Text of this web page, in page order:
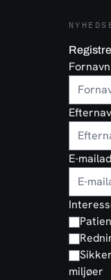
Fornavn
E-
miljøer